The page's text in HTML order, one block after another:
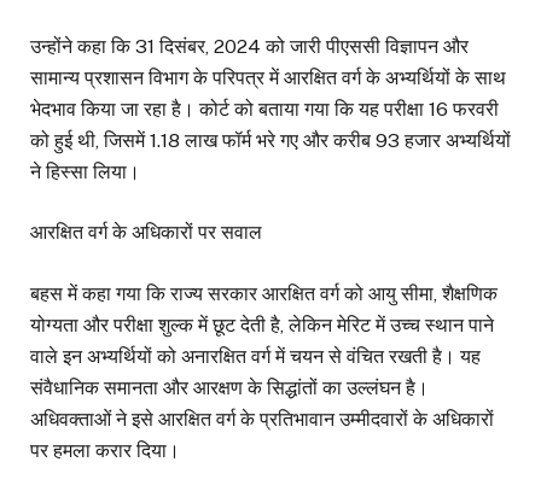
उन्होंने कहा कि 31 दिसंबर, 2024 को जारी पीएससी विज्ञापन और
सामान्य प्रशासन विभाग के परिपत्र में आरक्षित वर्ग के अभ्यर्थियों के साथ
भेदभाव किया जा रहा है। कोर्ट को बताया गया कि यह परीक्षा 16 फरवरी
को हुई थी, जिसमें 1.18 लाख फॉर्म भरे गए और करीब 93 हजार अभ्यर्थियों
ने हिस्सा लिया।
आरक्षित वर्ग के अधिकारों पर सवाल
बहस में कहा गया कि राज्य सरकार आरक्षित वर्ग को आयु सीमा, शैक्षणिक
योग्यता और परीक्षा शुल्क में छूट देती है, लेकिन मेरिट में उच्च स्थान पाने
वाले इन अभ्यर्थियों को अनारक्षित वर्ग में चयन से वंचित रखती है। यह
संवैधानिक समानता और आरक्षण के सिद्धांतों का उल्लंघन है।
अधिवक्ताओं ने इसे आरक्षित वर्ग के प्रतिभावान उम्मीदवारों के अधिकारों
पर हमला करार दिया।